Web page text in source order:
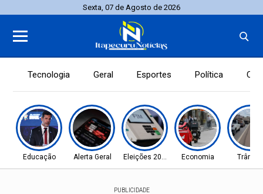
Sexta, 07 de Agosto de 2026
Tecnologia Geral Esportes Política
Educação Alerta Geral Eleições 2026 Economia
PUBLICIDADE